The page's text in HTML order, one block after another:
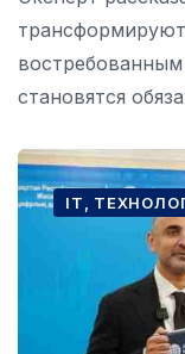
становятся
IT,